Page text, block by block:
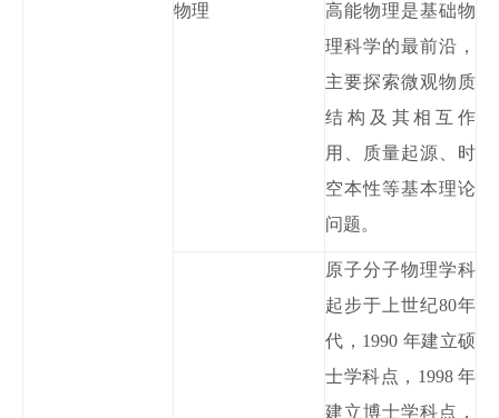
物理
高能物理是基础物
理科学的最前沿，
主要探索微观物质
结构及其相互作
用、质量起源、时
空本性等基本理论
问题。
原子分子物理学科
起步于上世纪80年
代，1990 年建立硕
士学科点，1998 年
建立博士学科点，